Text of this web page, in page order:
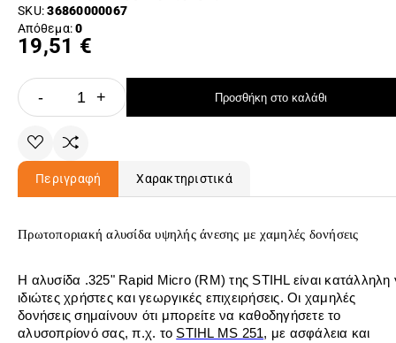
SKU:36860000067
Απόθεμα:0
19,51 €
- + Προσθήκη στο καλάθι
Περιγραφή Χαρακτηριστικά
Πρωτοποριακή αλυσίδα υψηλής άνεσης με χαμηλές δονήσεις
Η αλυσίδα .325" Rapid Micro (RM) της STIHL είναι κατάλληλη
ιδιώτες χρήστες και γεωργικές επιχειρήσεις. Οι χαμηλές
δονήσεις σημαίνουν ότι μπορείτε να καθοδηγήσετε το
αλυσοπρίονό σας, π.χ. το STIHL MS 251, με ασφάλεια και